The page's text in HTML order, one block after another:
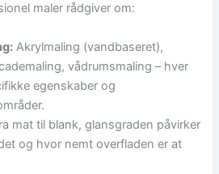
maler rådgiver om:
Akrylmaling (vandbaseret),
vådrumsmaling – hver
egenskaber og
mat til blank, glansgraden påvirker
og hvor nemt overfladen er at